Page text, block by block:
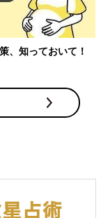
、知っておいて！